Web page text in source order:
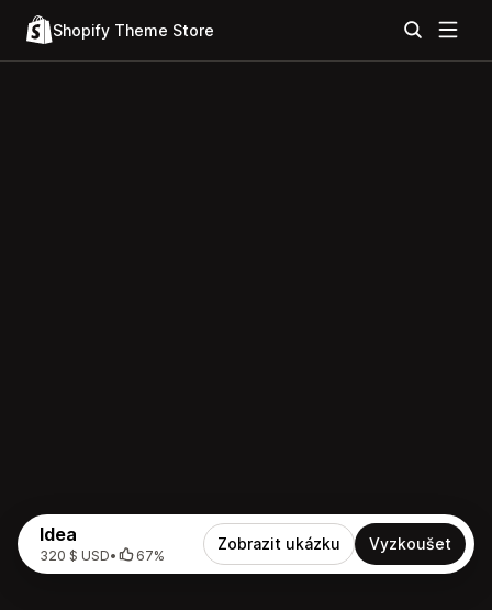
Shopify Theme Store
Idea
320 $ USD• 67%
Zobrazit ukázku Vyzkoušet